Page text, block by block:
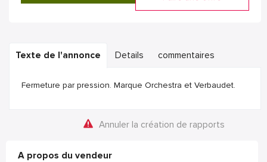
Texte de l'annonce Details commentaires
Fermeture par pression. Marque Orchestra et Verbaudet.
Annuler la création de rapports
A propos du vendeur